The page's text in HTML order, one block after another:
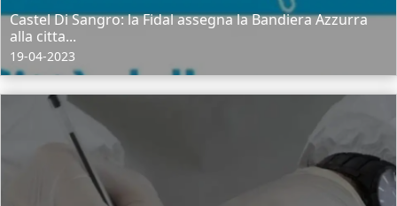
Castel Di Sangro: la Fidal assegna la Bandiera Azzurra
alla citta...
19-04-2023